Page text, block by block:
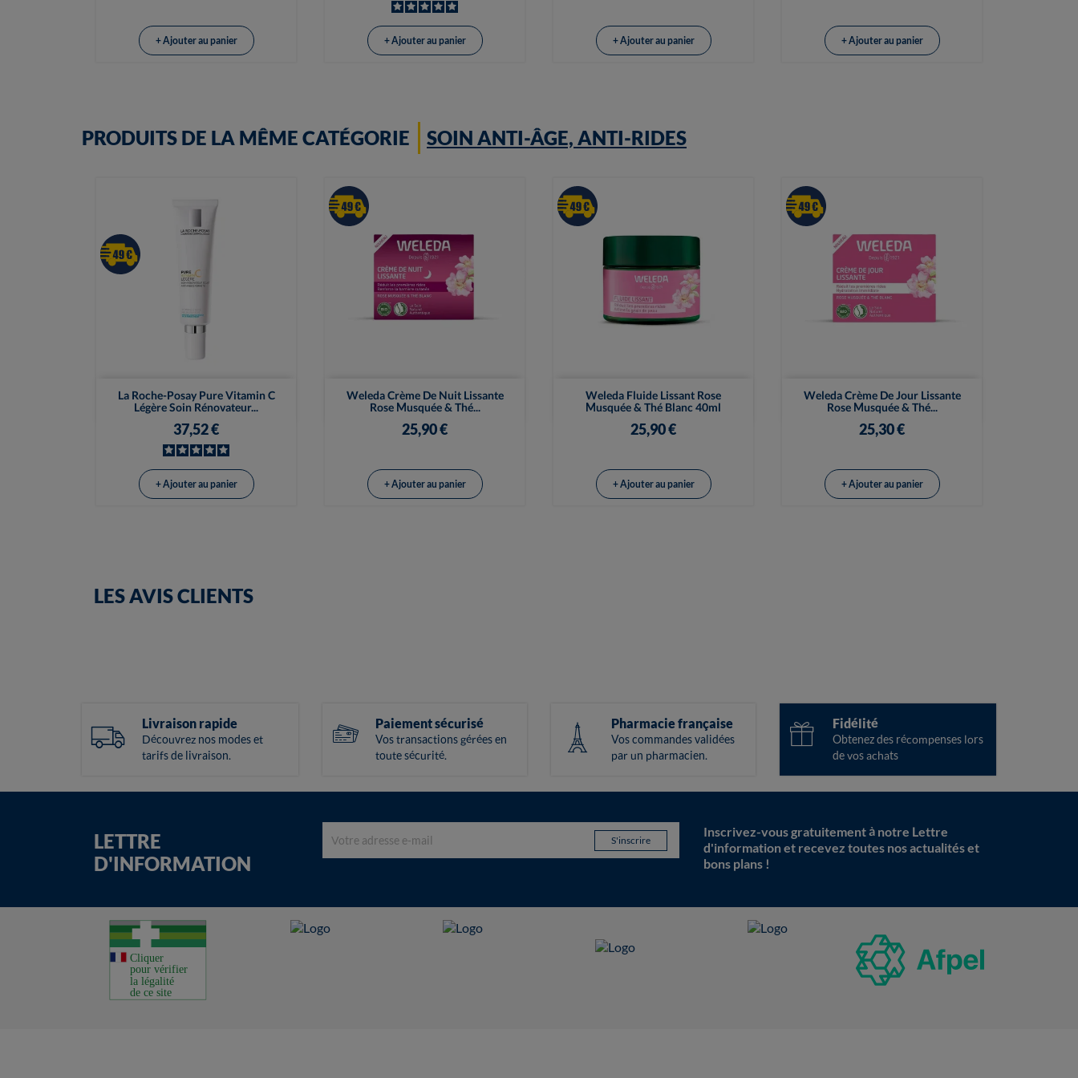
+ Ajouter au panier + Ajouter au panier + Ajouter au panier + Ajouter au panier
PRODUITS DE LA MÊME CATÉGORIE SOIN ANTI-ÂGE, ANTI-RIDES
La Roche-Posay Pure Vitamin C
Légère Soin Rénovateur...
37,52 €
Vue rapide
+ Ajouter au panier
Weleda Crème De Nuit Lissante
Rose Musquée & Thé...
25,90 €
Vue rapide
+ Ajouter au panier
Weleda Fluide Lissant Rose
Musquée & Thé Blanc 40ml
25,90 €
Vue rapide
+ Ajouter au panier
Weleda Crème De Jour Lissante
Rose Musquée & Thé...
25,30 €
Vue rapide
+ Ajouter au panier
LES AVIS CLIENTS
Livraison rapide
Découvrez nos modes et
tarifs de livraison.
Paiement sécurisé
Vos transactions gérées en
toute sécurité.
Pharmacie française
Vos commandes validées
par un pharmacien.
Fidélité
Obtenez des récompenses lors
de vos achats
LETTRE
D'INFORMATION
Inscrivez-vous gratuitement à notre Lettre
d'information et recevez toutes nos actualités et
bons plans !